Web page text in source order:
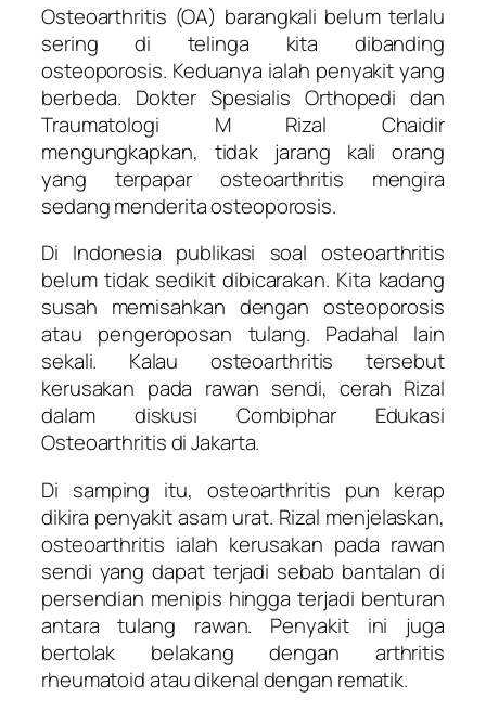
Osteoarthritis (OA) barangkali belum terlalu
sering di telinga kita dibanding
osteoporosis. Keduanya ialah penyakit yang
berbeda. Dokter Spesialis Orthopedi dan
Traumatologi M Rizal Chaidir
mengungkapkan, tidak jarang kali orang
yang terpapar osteoarthritis mengira
sedang menderita osteoporosis.
Di Indonesia publikasi soal osteoarthritis
belum tidak sedikit dibicarakan. Kita kadang
susah memisahkan dengan osteoporosis
atau pengeroposan tulang. Padahal lain
sekali. Kalau osteoarthritis tersebut
kerusakan pada rawan sendi, cerah Rizal
dalam diskusi Combiphar Edukasi
Osteoarthritis di Jakarta.
Di samping itu, osteoarthritis pun kerap
dikira penyakit asam urat. Rizal menjelaskan,
osteoarthritis ialah kerusakan pada rawan
sendi yang dapat terjadi sebab bantalan di
persendian menipis hingga terjadi benturan
antara tulang rawan. Penyakit ini juga
bertolak belakang dengan arthritis
rheumatoid atau dikenal dengan rematik.